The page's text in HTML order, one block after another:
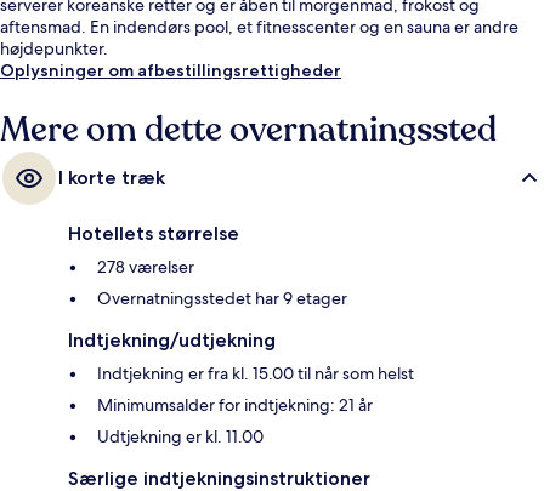
serverer koreanske retter og er åben til morgenmad, frokost og
aftensmad. En indendørs pool, et fitnesscenter og en sauna er andre
højdepunkter.
Oplysninger om afbestillingsrettigheder
Mere om dette overnatningssted
I korte træk
Hotellets størrelse
278 værelser
Overnatningsstedet har 9 etager
Indtjekning/udtjekning
Indtjekning er fra kl. 15.00 til når som helst
Minimumsalder for indtjekning: 21 år
Udtjekning er kl. 11.00
Særlige indtjekningsinstruktioner